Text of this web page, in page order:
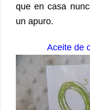
que en casa
un apuro.
Aceite de